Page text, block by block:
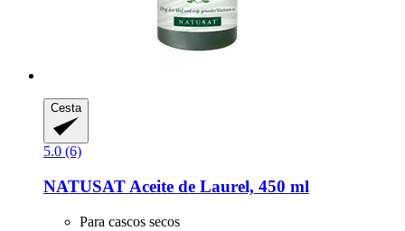
Cesta
5.0 (6)
NATUSAT Aceite de Laurel, 450 ml
Para cascos secos